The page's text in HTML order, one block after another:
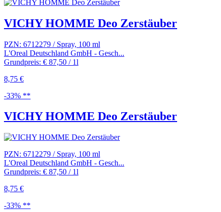
VICHY HOMME Deo Zerstäuber
PZN: 6712279 / Spray, 100 ml
L'Oreal Deutschland GmbH - Gesch...
Grundpreis: € 87,50 / 1l
8,75 €
-33% **
VICHY HOMME Deo Zerstäuber
PZN: 6712279 / Spray, 100 ml
L'Oreal Deutschland GmbH - Gesch...
Grundpreis: € 87,50 / 1l
8,75 €
-33% **